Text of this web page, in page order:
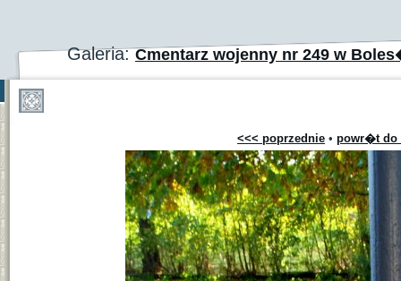
Galeria:Cmentarz wojenny nr 249 w
<<< poprzednie • powr�t do